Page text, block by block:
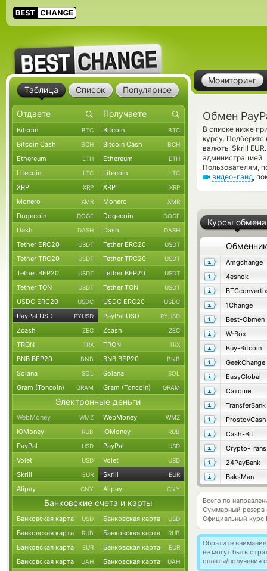
Мониторинг
Обмен
В списке ниже
курсу.
валюты Skrill
администрацией.
Пользователям,
видео-гайд,
Курсы обмена
Обменник
Amgchange
4esnok
BTCconvertix
1Change
Best-Obmen
W-Box
Buy-Bitcoin
GeekChange
EasyGlobal
Сатоши
TransferBank
ProstovCash
Cash-Bit
Crypto-Trans
24PayBank
BaksMan
Всего по
Суммарный резерв
Официальный курс
Обратите
не могут быть
оплаты/получения
Таблица Список Популярное
Bitcoin BTC Bitcoin BTC
Bitcoin Cash BCH Bitcoin Cash BCH
Ethereum ETH Ethereum ETH
Litecoin LTC Litecoin LTC
XRP XRP XRP XRP
Monero XMR Monero XMR
Dogecoin DOGE Dogecoin DOGE
Dash DASH Dash DASH
Tether ERC20 USDT Tether ERC20 USDT
Tether TRC20 USDT Tether TRC20 USDT
Tether BEP20 USDT Tether BEP20 USDT
Tether TON USDT Tether TON USDT
USDC ERC20 USDC USDC ERC20 USDC
PayPal USD PYUSD PayPal USD PYUSD
Zcash ZEC Zcash ZEC
TRON TRX TRON TRX
BNB BEP20 BNB BNB BEP20 BNB
Solana SOL Solana SOL
Gram (Toncoin) GRAM Gram (Toncoin) GRAM
Электронные деньги
WebMoney WMZ WebMoney WMZ
ЮMoney RUB ЮMoney RUB
PayPal USD PayPal USD
Volet USD Volet USD
Skrill EUR Skrill EUR
Alipay CNY Alipay CNY
Банковские счета и карты
Банковская карта USD Банковская карта USD
Банковская карта RUB Банковская карта RUB
Банковская карта EUR Банковская карта EUR
Банковская карта UAH Банковская карта UAH